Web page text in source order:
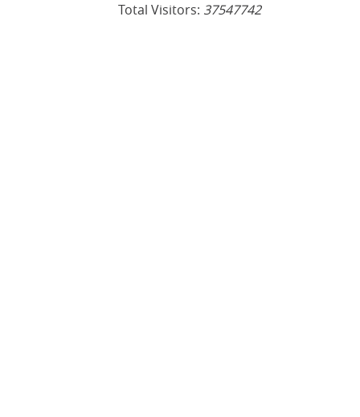
Total Visitors: 37547742